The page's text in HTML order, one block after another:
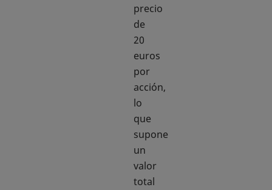
precio
de
20
euros
por
acción,
lo
que
supone
un
valor
total